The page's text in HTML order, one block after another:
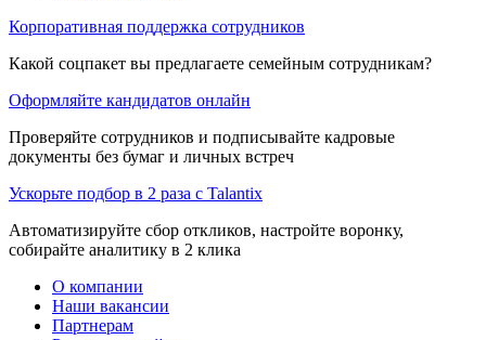
Корпоративная поддержка сотрудников
Какой соцпакет вы предлагаете семейным сотрудникам?
Оформляйте кандидатов онлайн
Проверяйте сотрудников и подписывайте кадровые
документы без бумаг и личных встреч
Ускорьте подбор в 2 раза с Talantix
Автоматизируйте сбор откликов, настройте воронку,
собирайте аналитику в 2 клика
О компании
Наши вакансии
Партнерам